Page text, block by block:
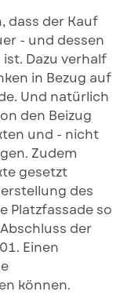
dass der Kauf
- und dessen
Dazu verhalf
in Bezug auf
Und natürlich
den Beizug
und - nicht
Zudem
gesetzt
des
Platzfassade so
der
Einen
können.